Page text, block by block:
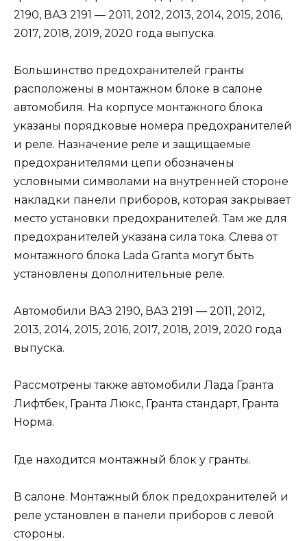
2190, ВАЗ 2191 — 2011, 2012, 2013, 2014, 2015, 2016,
2017, 2018, 2019, 2020 года выпуска.
Большинство предохранителей гранты
расположены в монтажном блоке в салоне
автомобиля. На корпусе монтажного блока
указаны порядковые номера предохранителей
и реле. Назначение реле и защищаемые
предохранителями цепи обозначены
условными символами на внутренней стороне
накладки панели приборов, которая закрывает
место установки предохранителей. Там же для
предохранителей указана сила тока. Слева от
монтажного блока Lada Granta могут быть
установлены дополнительные реле.
Автомобили ВАЗ 2190, ВАЗ 2191 — 2011, 2012,
2013, 2014, 2015, 2016, 2017, 2018, 2019, 2020 года
выпуска.
Рассмотрены также автомобили Лада Гранта
Лифтбек, Гранта Люкс, Гранта стандарт, Гранта
Норма.
Где находится монтажный блок у гранты.
В салоне. Монтажный блок предохранителей и
реле установлен в панели приборов с левой
стороны.